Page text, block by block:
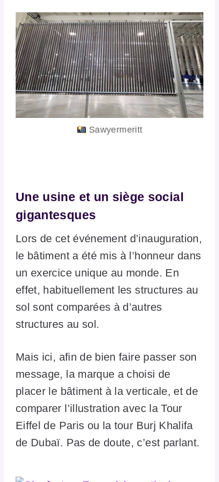
Sawyermeritt
Une usine et un siège social
gigantesques
Lors de cet événement d’inauguration,
le bâtiment a été mis à l’honneur dans
un exercice unique au monde. En
effet, habituellement les structures au
sol sont comparées à d’autres
structures au sol.
Mais ici, afin de bien faire passer son
message, la marque a choisi de
placer le bâtiment à la verticale, et de
comparer l’illustration avec la Tour
Eiffel de Paris ou la tour Burj Khalifa
de Dubaï. Pas de doute, c’est parlant.